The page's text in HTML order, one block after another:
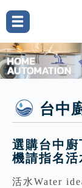
台中
選購台中
機請指名
活水Water